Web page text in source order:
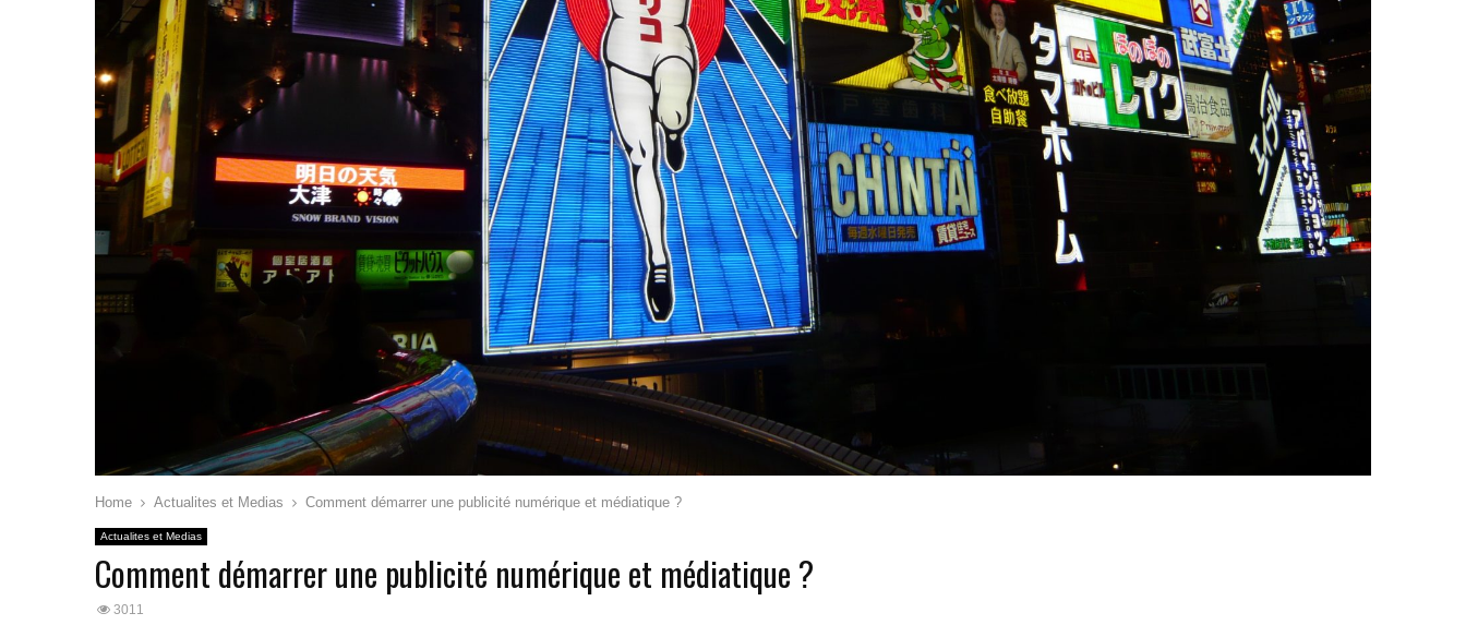
Home Actualites et Medias Comment démarrer une publicité numérique et médiatique ?
Actualites et Medias
Comment démarrer une publicité numérique et médiatique ?
3011